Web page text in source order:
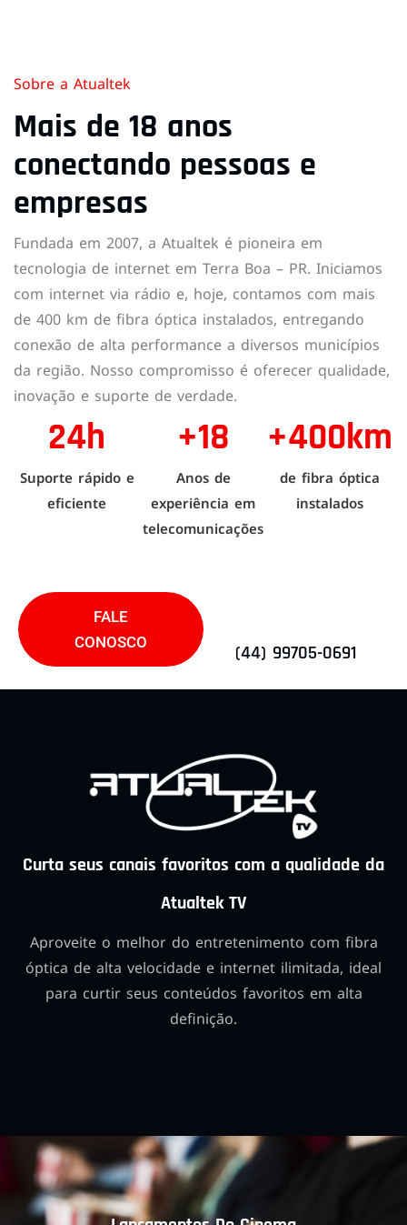
Sobre a Atualtek
Mais de 18 anos
conectando pessoas e
empresas
Fundada em 2007, a Atualtek é pioneira em
tecnologia de internet em Terra Boa – PR. Iniciamos
com internet via rádio e, hoje, contamos com mais
de 400 km de fibra óptica instalados, entregando
conexão de alta performance a diversos municípios
da região. Nosso compromisso é oferecer qualidade,
inovação e suporte de verdade.
24h
Suporte rápido e
eficiente
+18
Anos de
experiência em
telecomunicações
+400km
de fibra óptica
instalados
FALE
CONOSCO
(44) 99705-0691
Curta seus canais favoritos com a qualidade da
Atualtek TV
Aproveite o melhor do entretenimento com fibra
óptica de alta velocidade e internet ilimitada, ideal
para curtir seus conteúdos favoritos em alta
definição.